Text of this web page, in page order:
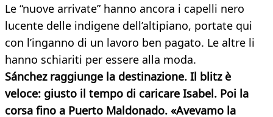
Le “nuove arrivate” hanno ancora i capelli nero
lucente delle indigene dell’altipiano, portate qui
con l’inganno di un lavoro ben pagato. Le altre li
hanno schiariti per essere alla moda.
Sánchez raggiunge la destinazione. Il blitz è
veloce: giusto il tempo di caricare Isabel. Poi la
corsa fino a Puerto Maldonado. «Avevamo la